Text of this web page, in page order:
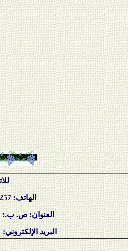
للاتصال بنا
الهاتف: 3312257 - 11 - 963
العنوان: ص. ب.: 5866 - دمشق/ سورية
:البريد الإلكتروني